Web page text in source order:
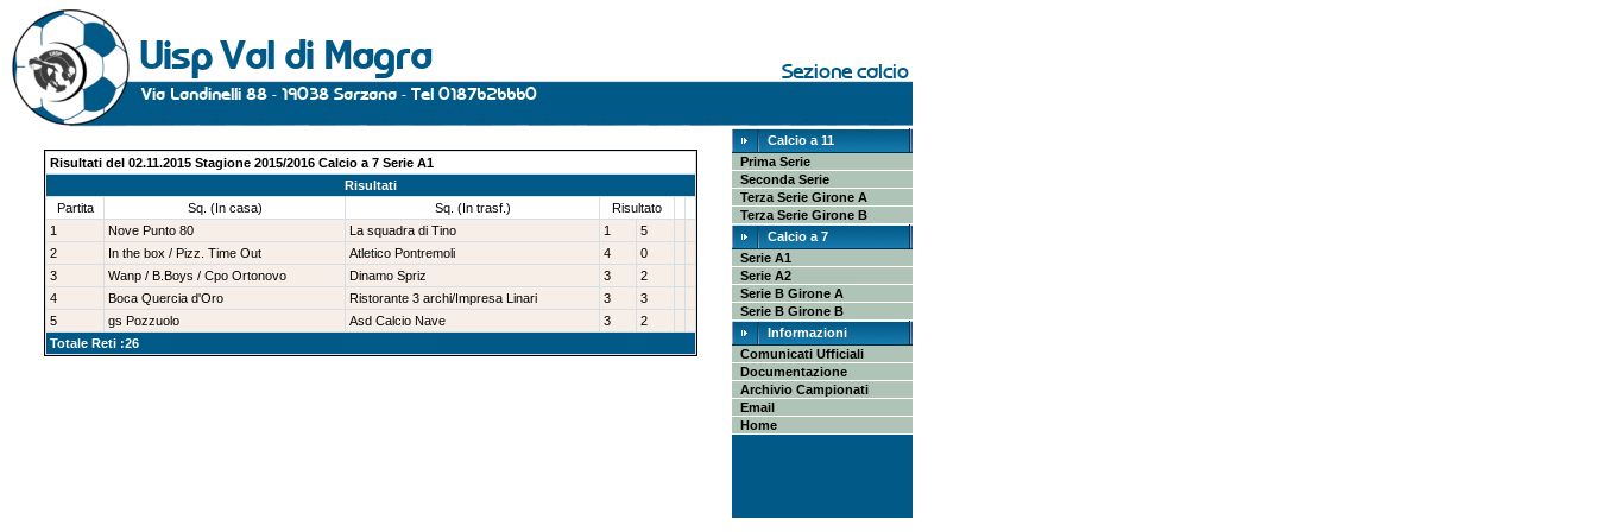
Risultati del 02.11.2015 Stagione 2015/2016 Calcio a 7 Serie A1
Risultati
Partita
Sq. (In casa) Sq. (In trasf.)
Risultato
1
Nove Punto 80 La squadra di Tino 1
5
2
In the box / Pizz. Time Out Atletico Pontremoli 4
0
3
Wanp / B.Boys / Cpo Ortonovo Dinamo Spriz 3
2
4
Boca Quercia d'Oro Ristorante 3 archi/Impresa Linari 3
3
5
gs Pozzuolo Asd Calcio Nave 3
2
Totale Reti :26
Calcio a 11
Prima Serie
Seconda Serie
Terza Serie Girone A
Terza Serie Girone B
Calcio a 7
Serie A1
Serie A2
Serie B Girone A
Serie B Girone B
Informazioni
Comunicati Ufficiali
Documentazione
Archivio Campionati
Email
Home